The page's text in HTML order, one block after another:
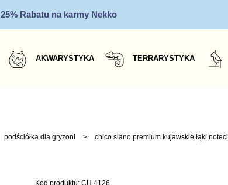
25% Rabatu na karmy Nekko
AKWARYSTYKA TERRARYSTYKA
podściółka dla gryzoni > chico siano premium kujawskie łąki noteci
Kod produktu: CH 4126